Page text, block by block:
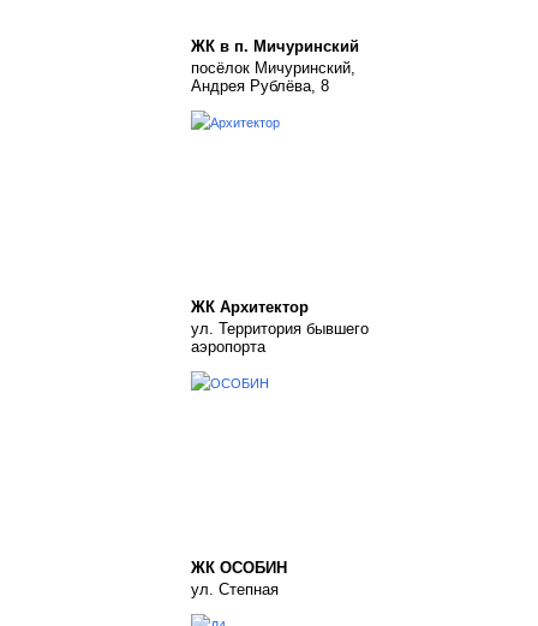
ЖК в п. Мичуринский
посёлок Мичуринский,
Андрея Рублёва, 8
ЖК Архитектор
ул. Территория бывшего
аэропорта
ЖК ОСОБИН
ул. Степная